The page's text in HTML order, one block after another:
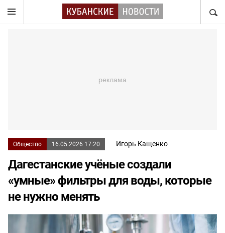
Общество 16.05.2026 17:20 Игорь Кащенко
Дагестанские учёные создали
«умные» фильтры для воды, которые
не нужно менять